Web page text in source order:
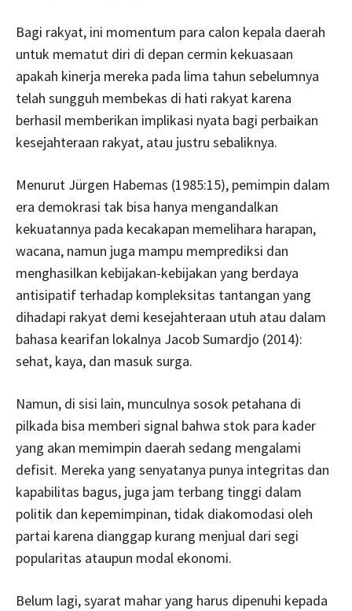
Bagi rakyat, ini momentum para calon kepala daerah
untuk mematut diri di depan cermin kekuasaan
apakah kinerja mereka pada lima tahun sebelumnya
telah sungguh membekas di hati rakyat karena
berhasil memberikan implikasi nyata bagi perbaikan
kesejahteraan rakyat, atau justru sebaliknya.
Menurut Jürgen Habemas (1985:15), pemimpin dalam
era demokrasi tak bisa hanya mengandalkan
kekuatannya pada kecakapan memelihara harapan,
wacana, namun juga mampu memprediksi dan
menghasilkan kebijakan-kebijakan yang berdaya
antisipatif terhadap kompleksitas tantangan yang
dihadapi rakyat demi kesejahteraan utuh atau dalam
bahasa kearifan lokalnya Jacob Sumardjo (2014):
sehat, kaya, dan masuk surga.
Namun, di sisi lain, munculnya sosok petahana di
pilkada bisa memberi signal bahwa stok para kader
yang akan memimpin daerah sedang mengalami
defisit. Mereka yang senyatanya punya integritas dan
kapabilitas bagus, juga jam terbang tinggi dalam
politik dan kepemimpinan, tidak diakomodasi oleh
partai karena dianggap kurang menjual dari segi
popularitas ataupun modal ekonomi.
Belum lagi, syarat mahar yang harus dipenuhi kepada